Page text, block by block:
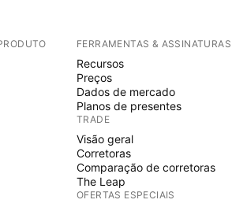
FERRAMENTAS & ASSINATURAS
Recursos
Preços
Dados de mercado
Planos de presentes
TRADE
Visão geral
Corretoras
Comparação de corretoras
The Leap
OFERTAS ESPECIAIS